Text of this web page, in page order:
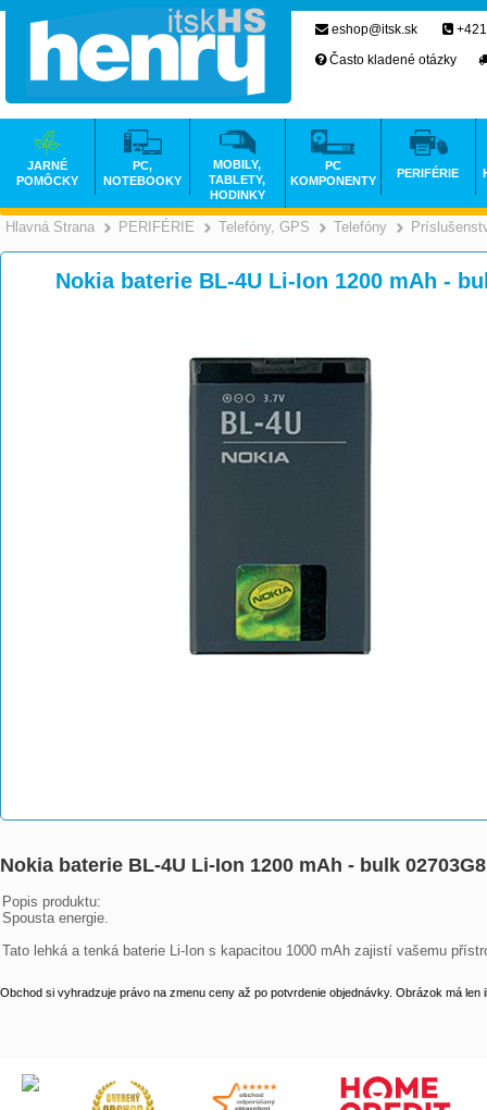
Hlavná Strana >
PERIFÉRIE >
Telefóny, GPS >
Telefóny
Nokia baterie BL-4U Li-Ion 1200 mAh -
Nokia baterie BL-4U Li-Ion 1200 mAh - bulk
Popis produktu:
Spousta energie.
Tato lehká a tenká baterie Li-Ion s kapacitou 1000 mAh zajistí vašemu
Obchod si vyhradzuje právo na zmenu ceny až po potvrdenie objednávky. Obrázok má len
eshop@itsk.sk
Často kladené otázky
JARNÉ
POMÔCKY
PC,
NOTEBOOKY
MOBILY,
TABLETY,
HODINKY
PC
KOMPONENTY
PERIFÉRIE